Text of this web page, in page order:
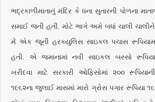
ભદ્રકાળીમાતાનું મંદિર કે ધના સુતારની પોળના
સમાઈ જતી હતી. મોટે ભાગે અમે બધાં ચાલી
મેં એક જૂની હરક્યુલિસ સાઇકલ પચાસ
હતી. એ જમાનામાં નવી સાઇકલ બસ્સો
ખરીદવા માટે સરકારી ઓફિસોમાં ૨૦૦
૧૯૬૨ના જુલાઈ માસમાં મારો ગ્રોસ પગાર રૂપિયા